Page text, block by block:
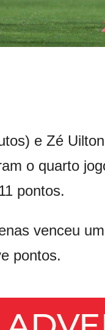
e Zé
o quarto
pontos.
venceu
pontos.